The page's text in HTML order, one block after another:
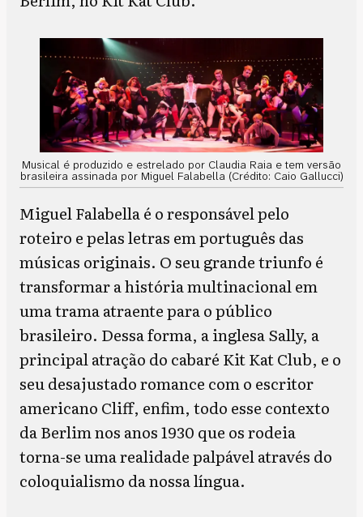
Musical é produzido e estrelado por Claudia Raia e tem versão
brasileira assinada por Miguel Falabella (Crédito: Caio Gallucci)
Miguel Falabella é o responsável pelo
roteiro e pelas letras em português das
músicas originais. O seu grande triunfo é
transformar a história multinacional em
uma trama atraente para o público
brasileiro. Dessa forma, a inglesa Sally, a
principal atração do cabaré Kit Kat Club, e o
seu desajustado romance com o escritor
americano Cliff, enfim, todo esse contexto
da Berlim nos anos 1930 que os rodeia
torna-se uma realidade palpável através do
coloquialismo da nossa língua.